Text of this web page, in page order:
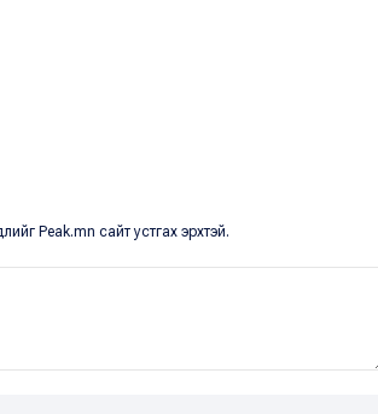
Peak.mn сайт устгах эрхтэй.